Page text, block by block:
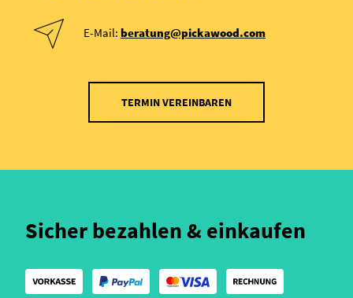
E-Mail: beratung@pickawood.com
TERMIN VEREINBAREN
Sicher bezahlen & einkaufen